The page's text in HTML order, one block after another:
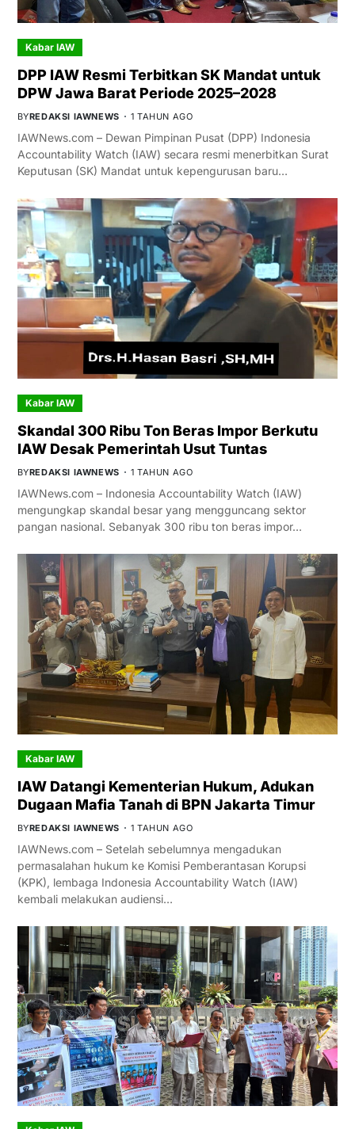
Kabar IAW
DPP IAW Resmi Terbitkan SK Mandat untuk
DPW Jawa Barat Periode 2025–2028
BYREDAKSI IAWNEWS 1 TAHUN AGO
IAWNews.com – Dewan Pimpinan Pusat (DPP) Indonesia
Accountability Watch (IAW) secara resmi menerbitkan Surat
Keputusan (SK) Mandat untuk kepengurusan baru…
Kabar IAW
Skandal 300 Ribu Ton Beras Impor Berkutu
IAW Desak Pemerintah Usut Tuntas
BYREDAKSI IAWNEWS 1 TAHUN AGO
IAWNews.com – Indonesia Accountability Watch (IAW)
mengungkap skandal besar yang mengguncang sektor
pangan nasional. Sebanyak 300 ribu ton beras impor…
Kabar IAW
IAW Datangi Kementerian Hukum, Adukan
Dugaan Mafia Tanah di BPN Jakarta Timur
BYREDAKSI IAWNEWS 1 TAHUN AGO
IAWNews.com – Setelah sebelumnya mengadukan
permasalahan hukum ke Komisi Pemberantasan Korupsi
(KPK), lembaga Indonesia Accountability Watch (IAW)
kembali melakukan audiensi…